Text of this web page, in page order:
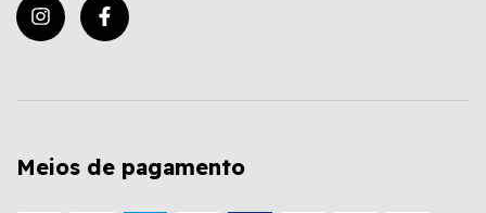
Meios de pagamento